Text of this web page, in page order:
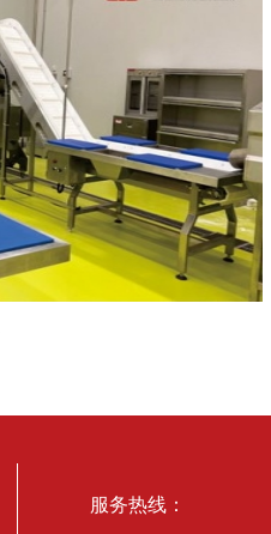
服务热线：